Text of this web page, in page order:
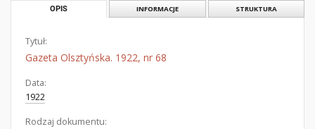
OPIS INFORMACJE STRUKTURA
Tytuł:
Gazeta Olsztyńska. 1922, nr 68
Data:
1922
Rodzaj dokumentu: